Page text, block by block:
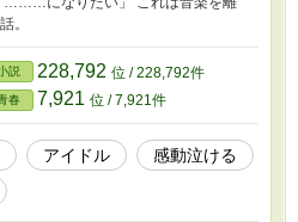
。
説 228,792 位 / 228,792件
春 7,921 位 / 7,921件
アイドル
感動泣ける